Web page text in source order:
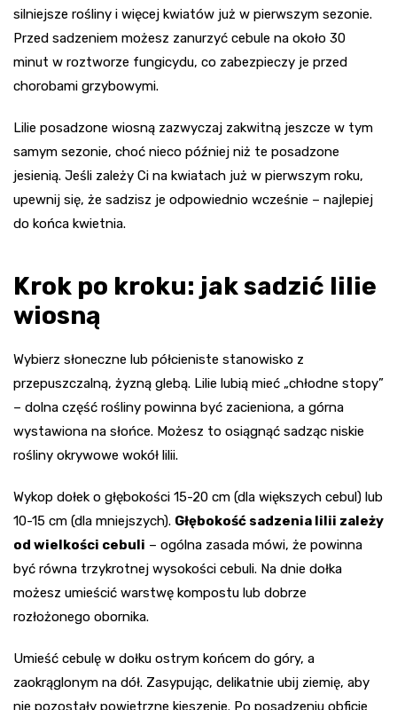
silniejsze rośliny i więcej kwiatów już w pierwszym sezonie.
Przed sadzeniem możesz zanurzyć cebule na około 30
minut w roztworze fungicydu, co zabezpieczy je przed
chorobami grzybowymi.
Lilie posadzone wiosną zazwyczaj zakwitną jeszcze w tym
samym sezonie, choć nieco później niż te posadzone
jesienią. Jeśli zależy Ci na kwiatach już w pierwszym roku,
upewnij się, że sadzisz je odpowiednio wcześnie – najlepiej
do końca kwietnia.
Krok po kroku: jak sadzić lilie
wiosną
Wybierz słoneczne lub półcieniste stanowisko z
przepuszczalną, żyzną glebą. Lilie lubią mieć „chłodne stopy”
– dolna część rośliny powinna być zacieniona, a górna
wystawiona na słońce. Możesz to osiągnąć sadząc niskie
rośliny okrywowe wokół lilii.
Wykop dołek o głębokości 15-20 cm (dla większych cebul) lub
10-15 cm (dla mniejszych). Głębokość sadzenia lilii zależy
od wielkości cebuli – ogólna zasada mówi, że powinna
być równa trzykrotnej wysokości cebuli. Na dnie dołka
możesz umieścić warstwę kompostu lub dobrze
rozłożonego obornika.
Umieść cebulę w dołku ostrym końcem do góry, a
zaokrąglonym na dół. Zasypując, delikatnie ubij ziemię, aby
nie pozostały powietrzne kieszenie. Po posadzeniu obficie